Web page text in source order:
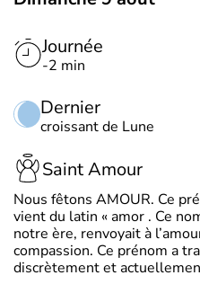
Journée
-2 min
Dernier
croissant de Lune
Saint Amour
Nous fêtons AMOUR. Ce
vient du latin « amor . Ce
notre ère, renvoyait à
compassion. Ce prénom a
discrètement et